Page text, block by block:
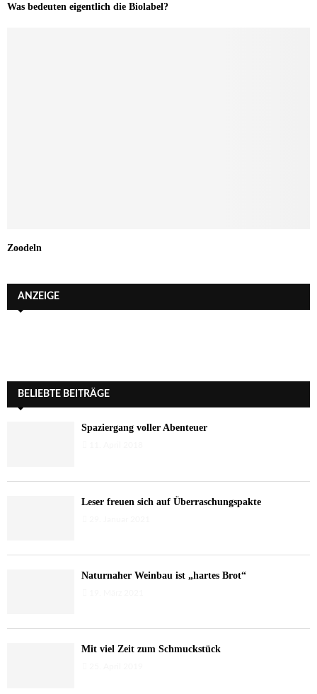
Was bedeuten eigentlich die Biolabel?
Zoodeln
ANZEIGE
BELIEBTE BEITRÄGE
Spaziergang voller Abenteuer
Leser freuen sich auf Überraschungspakte
Naturnaher Weinbau ist „hartes Brot“
Mit viel Zeit zum Schmuckstück